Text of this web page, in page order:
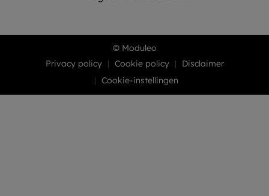
© Moduleo
Privacy policy
Cookie policy
Disclaimer
Cookie-instellingen